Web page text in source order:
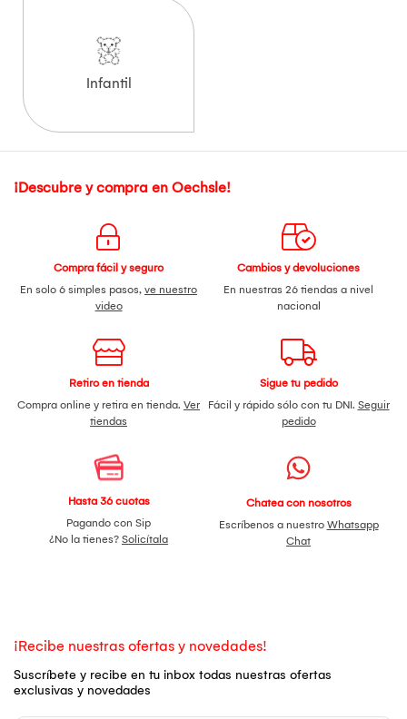
Infantil
¡Descubre y compra en Oechsle!
Compra fácil y seguro
En solo 6 simples pasos, ve nuestro
video
Cambios y devoluciones
En nuestras 26 tiendas a nivel
nacional
Retiro en tienda
Compra online y retira en tienda. Ver
tiendas
Sigue tu pedido
Fácil y rápido sólo con tu DNI. Seguir
pedido
Hasta 36 cuotas
Pagando con Sip
¿No la tienes? Solicítala
Chatea con nosotros
Escríbenos a nuestro Whatsapp
Chat
¡Recibe nuestras ofertas y novedades!
Suscríbete y recibe en tu inbox todas nuestras ofertas
exclusivas y novedades